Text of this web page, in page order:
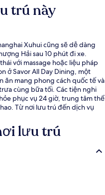
trú này
Xuhui cũng sẽ dễ dàng
Hải sau 10 phút đi xe.
với massage hoặc liệu pháp
ở Savor All Day Dining, một
ăn mang phong cách quốc tế và
cùng bữa tối. Các tiện nghi
phục vụ 24 giờ, trung tâm thể
Từ nơi lưu trú đến dịch vụ
lưu trú